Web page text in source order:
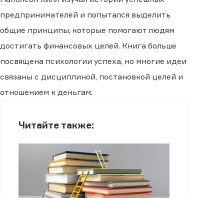
предпринимателей и попытался выделить
общие принципы, которые помогают людям
достигать финансовых целей. Книга больше
посвящена психологии успеха, но многие идеи
связаны с дисциплиной, постановкой целей и
отношением к деньгам.
Читайте также: